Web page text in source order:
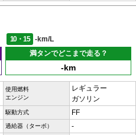
10・15
-km/L
満タンでどこまで走る？
-km
使用燃料
エンジン
レギュラー
ガソリン
駆動方式 FF
過給器（ターボ） -